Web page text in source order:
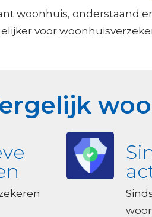
woonhuis, onderstaand
voor